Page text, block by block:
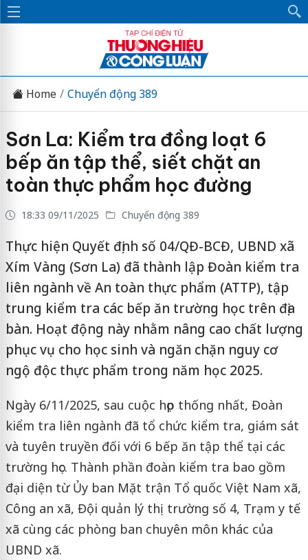
Home Chuyển động 389
Sơn La: Kiểm tra đồng loạt 6
bếp ăn tập thể, siết chặt an
toàn thực phẩm học đường
18:33 09/11/2025 Chuyển động 389
Thực hiện Quyết định số 04/QĐ-BCĐ, UBND xã
Xím Vàng (Sơn La) đã thành lập Đoàn kiểm tra
liên ngành về An toàn thực phẩm (ATTP), tập
trung kiểm tra các bếp ăn trường học trên địa
bàn. Hoạt động này nhằm nâng cao chất lượng
phục vụ cho học sinh và ngăn chặn nguy cơ
ngộ độc thực phẩm trong năm học 2025.
Ngày 6/11/2025, sau cuộc họp thống nhất, Đoàn
kiểm tra liên ngành đã tổ chức kiểm tra, giám sát
và tuyên truyền đối với 6 bếp ăn tập thể tại các
trường học. Thành phần đoàn kiểm tra bao gồm
đại diện từ Ủy ban Mặt trận Tổ quốc Việt Nam xã,
Công an xã, Đội quản lý thị trường số 4, Trạm y tế
xã cùng các phòng ban chuyên môn khác của
UBND xã.